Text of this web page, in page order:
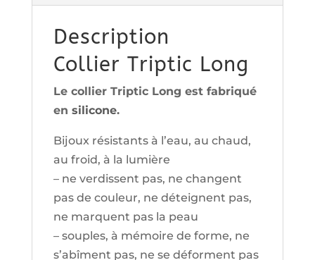
Description
Collier Triptic Long
Le collier Triptic Long est fabriqué
en silicone.
Bijoux résistants à l’eau, au chaud,
au froid, à la lumière
– ne verdissent pas, ne changent
pas de couleur, ne déteignent pas,
ne marquent pas la peau
– souples, à mémoire de forme, ne
s’abîment pas, ne se déforment pas